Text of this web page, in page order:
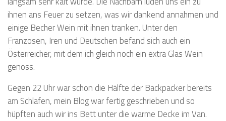
ihnen ans Feuer zu setzen, was wir dankend annahmen und
einige Becher Wein mit ihnen tranken. Unter den
Franzosen, Iren und Deutschen befand sich auch ein
Österreicher, mit dem ich gleich noch ein extra Glas Wein
genoss.
Gegen 22 Uhr war schon die Hälfte der Backpacker bereits
am Schlafen, mein Blog war fertig geschrieben und so
hüpften auch wir ins Bett unter die warme Decke im Van.